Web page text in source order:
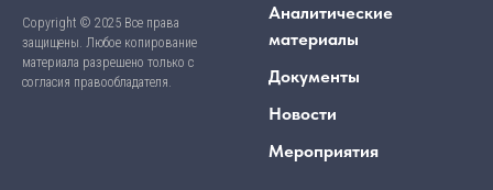
Copyright © 2025 Все права
защищены. Любое копирование
материала разрешено только с
согласия правообладателя.
Аналитические
материалы
Документы
Новости
Мероприятия